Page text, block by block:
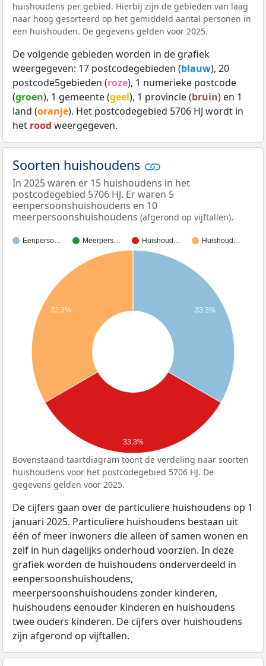
huishoudens per gebied. Hierbij zijn de gebieden van laag
naar hoog gesorteerd op het gemiddeld aantal personen in
een huishouden. De gegevens gelden voor 2025.
De volgende gebieden worden in de grafiek
weergegeven: 17 postcodegebieden (blauw), 20
postcode5gebieden (roze), 1 numerieke postcode
(groen), 1 gemeente (geel), 1 provincie (bruin) en 1
land (oranje). Het postcodegebied 5706 HJ wordt in
het rood weergegeven.
Soorten huishoudens
In 2025 waren er 15 huishoudens in het
postcodegebied 5706 HJ. Er waren 5
eenpersoonshuishoudens en 10
meerpersoonshuishoudens (afgerond op vijftallen).
Eenperso… Meerpers… Huishoud… Huishoud…
33,3%
33,3%
33,3%
Bovenstaand taartdiagram toont de verdeling naar soorten
huishoudens voor het postcodegebied 5706 HJ. De
gegevens gelden voor 2025.
De cijfers gaan over de particuliere huishoudens op 1
januari 2025. Particuliere huishoudens bestaan uit
één of meer inwoners die alleen of samen wonen en
zelf in hun dagelijks onderhoud voorzien. In deze
grafiek worden de huishoudens onderverdeeld in
eenpersoonshuishoudens,
meerpersoonshuishoudens zonder kinderen,
huishoudens eenouder kinderen en huishoudens
twee ouders kinderen. De cijfers over huishoudens
zijn afgerond op vijftallen.